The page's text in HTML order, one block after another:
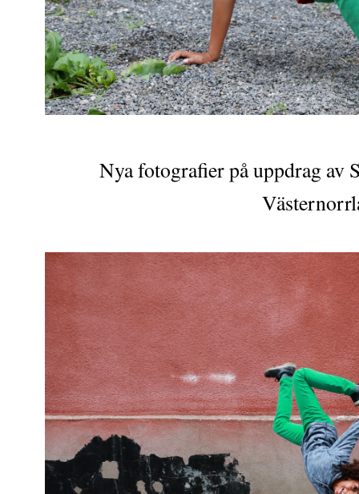
Nya fotografier på uppdrag av